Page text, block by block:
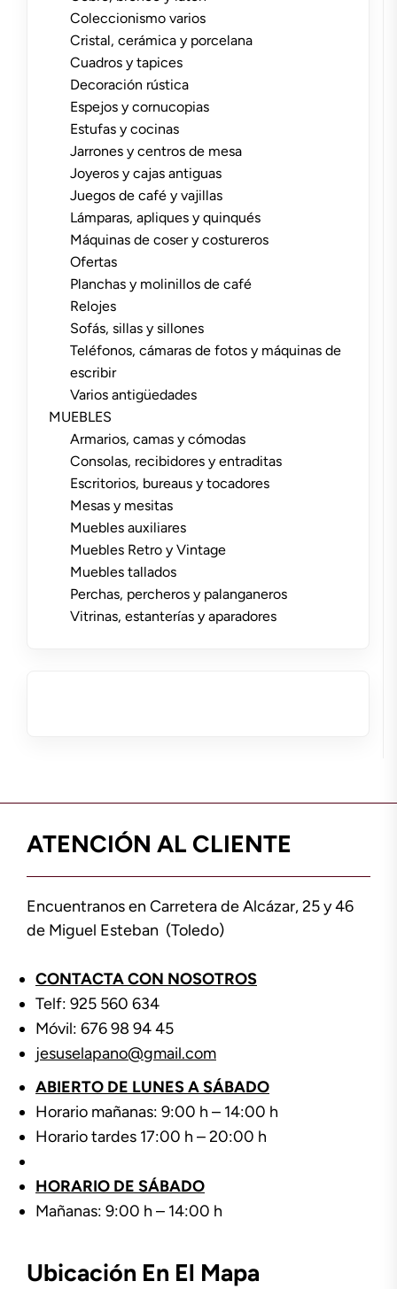
Coleccionismo varios
Cristal, cerámica y porcelana
Cuadros y tapices
Decoración rústica
Espejos y cornucopias
Estufas y cocinas
Jarrones y centros de mesa
Joyeros y cajas antiguas
Juegos de café y vajillas
Lámparas, apliques y quinqués
Máquinas de coser y costureros
Ofertas
Planchas y molinillos de café
Relojes
Sofás, sillas y sillones
Teléfonos, cámaras de fotos y máquinas de
escribir
Varios antigüedades
MUEBLES
Armarios, camas y cómodas
Consolas, recibidores y entraditas
Escritorios, bureaus y tocadores
Mesas y mesitas
Muebles auxiliares
Muebles Retro y Vintage
Muebles tallados
Perchas, percheros y palanganeros
Vitrinas, estanterías y aparadores
ATENCIÓN AL CLIENTE
Encuentranos en Carretera de Alcázar, 25 y 46
de Miguel Esteban (Toledo)
CONTACTA CON NOSOTROS
Telf: 925 560 634
Móvil: 676 98 94 45
jesuselapano@gmail.com
ABIERTO DE LUNES A SÁBADO
Horario mañanas: 9:00 h – 14:00 h
Horario tardes 17:00 h – 20:00 h
HORARIO DE SÁBADO
Mañanas: 9:00 h – 14:00 h
Ubicación En El Mapa